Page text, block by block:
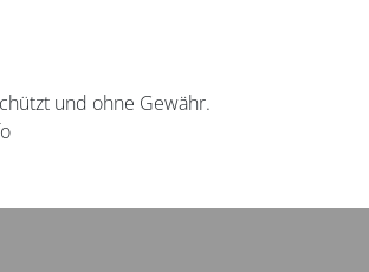
und ohne Gewähr.